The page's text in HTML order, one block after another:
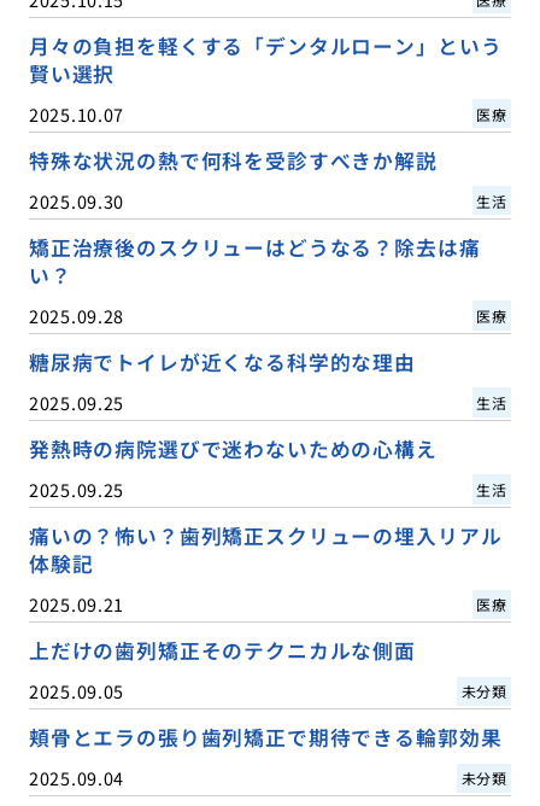
月々の負担を軽くする「デンタルローン」という
賢い選択
2025.10.07 医療
特殊な状況の熱で何科を受診すべきか解説
2025.09.30 生活
矯正治療後のスクリューはどうなる？除去は痛
い？
2025.09.28 医療
糖尿病でトイレが近くなる科学的な理由
2025.09.25 生活
発熱時の病院選びで迷わないための心構え
2025.09.25 生活
痛いの？怖い？歯列矯正スクリューの埋入リアル
体験記
2025.09.21 医療
上だけの歯列矯正そのテクニカルな側面
2025.09.05 未分類
頬骨とエラの張り歯列矯正で期待できる輪郭効果
2025.09.04 未分類